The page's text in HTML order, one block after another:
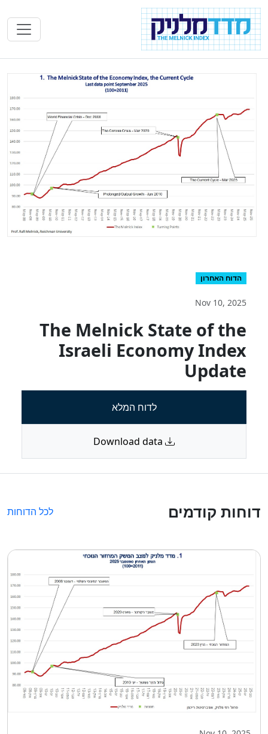
הדוח האחרון
Nov 10, 2025
The Melnick State of the
Israeli Economy Index
Update
לדוח המלא
דוחות קודמים לכל הדוחות